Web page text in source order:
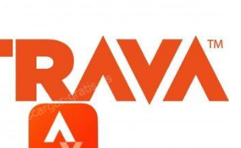
¿Quieres una aplicación para
Te presentamos Strava. Con
tus actividades, tus
descubrir nuevas rutas, te podrás
a otros deportistas. Con Strava
tus entrenamientos y
para poder comprobar tu